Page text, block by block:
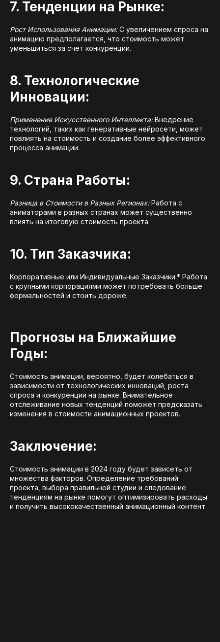
7. Тенденции на Рынке:
Рост Использования Анимации:С увеличением спроса на
анимацию предполагается, что стоимость может
уменьшиться за счет конкуренции.
8. Технологические
Инновации:
Применение Искусственного Интеллекта:Внедрение
технологий, таких как генеративные нейросети, может
повлиять на стоимость и создание более эффективного
процесса анимации.
9. Страна Работы:
Разница в Стоимости в Разных Регионах:Работа с
аниматорами в разных странах может существенно
влиять на итоговую стоимость проекта.
10. Тип Заказчика:
Корпоративные или Индивидуальные Заказчики:* Работа
с крупными корпорациями может потребовать больше
формальностей и стоить дороже.
Прогнозы на Ближайшие
Годы:
Стоимость анимации, вероятно, будет колебаться в
зависимости от технологических инноваций, роста
спроса и конкуренции на рынке. Внимательное
отслеживание новых тенденций поможет предсказать
изменения в стоимости анимационных проектов.
Заключение:
Стоимость анимации в 2024 году будет зависеть от
множества факторов. Определение требований
проекта, выбора правильной студии и следование
тенденциям на рынке помогут оптимизировать расходы
и получить высококачественный анимационный контент.